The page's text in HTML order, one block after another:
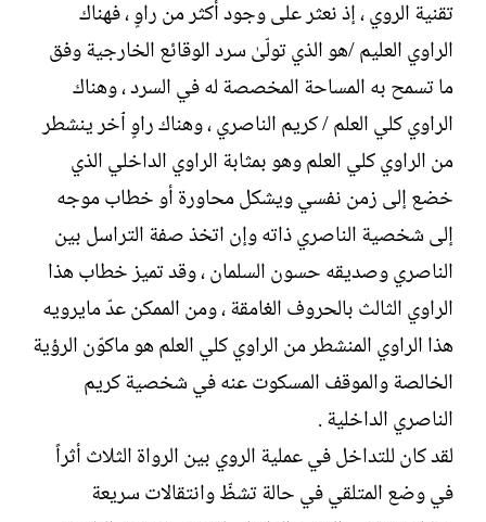
تقنية الروي ، إذ نعثر على وجود أكثر من راوٍ ، فهناك
الراوي العليم /هو الذي تولّىٰ سرد الوقائع الخارجية وفق
ما تسمح به المساحة المخصصة له في السرد ، وهناك
الراوي كلي العلم / كريم الناصري ، وهناك راوٍ ٱخر ينشطر
من الراوي كلي العلم وهو بمثابة الراوي الداخلي الذي
خضع إلى زمن نفسي ويشكل محاورة أو خطاب موجه
إلى شخصية الناصري ذاته وإن اتخذ صفة التراسل بين
الناصري وصديقه حسون السلمان ، وقد تميز خطاب هذا
الراوي الثالث بالحروف الغامقة ، ومن الممكن عدّ مايرويه
هذا الراوي المنشطر من الراوي كلي العلم هو ماكوّن الرؤية
الخالصة والموقف المسكوت عنه في شخصية كريم
الناصري الداخلية .
لقد كان للتداخل في عملية الروي بين الرواة الثلاث أثراً
في وضع المتلقي في حالة تشظّ وانتقالات سريعة